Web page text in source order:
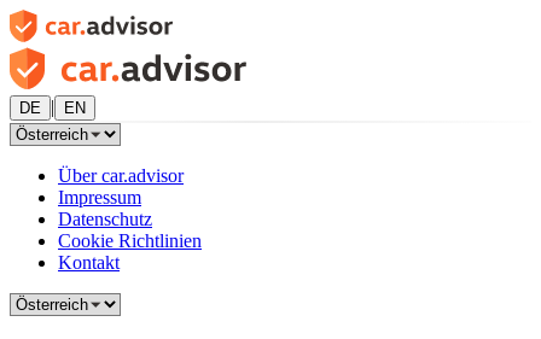
DE | EN
Über car.advisor
Impressum
Datenschutz
Cookie Richtlinien
Kontakt